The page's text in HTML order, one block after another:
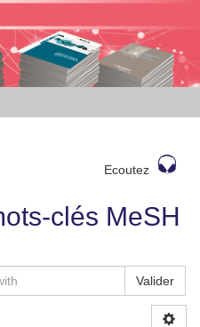
Ecoutez
clés MeSH
Valider